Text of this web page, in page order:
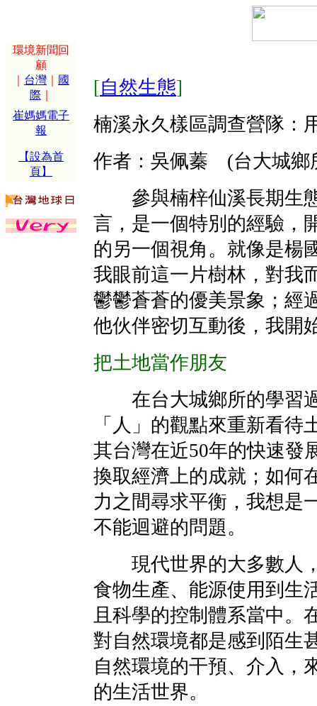
環境新聞回
顧
台灣
國
際
崔媽媽電子
報
【設為首
頁】
[自然生態]
楠溪永久樣區調查營隊：
作者：吳佩蓁 (台大城鄉
參與楠梓仙溪長期生
言，是一個特別的經驗，
的另一個視角。就像是楊
我眼前這一片樹林，對我
鬱鬱蒼蒼的優美景象；經
他伙伴密切互動後，我開
把土地當作朋友
在台大城鄉所的學習過
「人」的觀點來重新看
其台灣在近50年的快速發
換取經濟上的成就；如何
力之間尋求平衡，我想是
不能迴避的問題。
現代世界的大多數人，
食物生產、能源使用到生
且科學的控制體系當中。
對自然環境都是感到陌生
自然環境的干預、介入，
的生活世界。